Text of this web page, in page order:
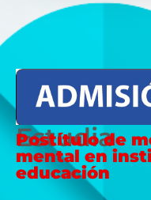
Estudia
Postítulo de
mental en
educación